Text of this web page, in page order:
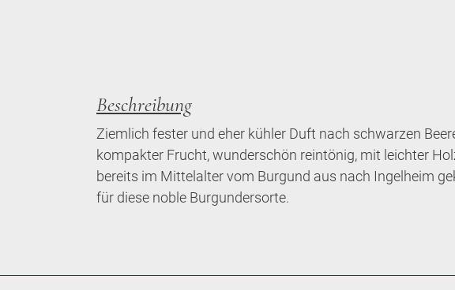
Beschreibung
Ziemlich fester und eher kühler Duft nach schwarzen
kompakter Frucht, wunderschön reintönig, mit leichter
bereits im Mittelalter vom Burgund aus nach Ingelheim
für diese noble Burgundersorte.